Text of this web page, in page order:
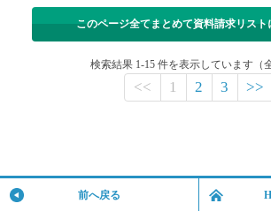
このページ全てまとめて資料請求リスト
検索結果 1-15 件を表示しています（
<< 1 2 3 >>
前へ戻る